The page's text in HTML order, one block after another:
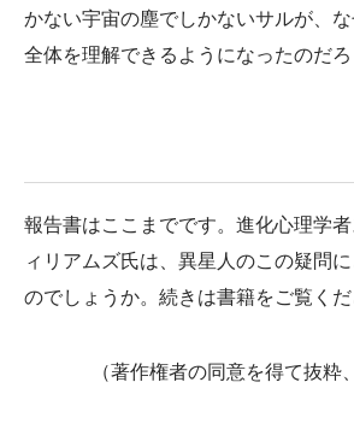
かない宇宙の塵でしかないサルが、
全体を理解できるようになったのだろ
報告書はここまでです。進化心理学
ィリアムズ氏は、異星人のこの疑問
のでしょうか。続きは書籍をご覧くだ
（著作権者の同意を得て抜粋